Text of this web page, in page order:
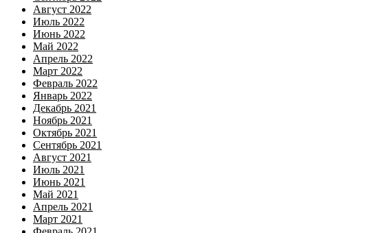
Август 2022
Июль 2022
Июнь 2022
Май 2022
Апрель 2022
Март 2022
Февраль 2022
Январь 2022
Декабрь 2021
Ноябрь 2021
Октябрь 2021
Сентябрь 2021
Август 2021
Июль 2021
Июнь 2021
Май 2021
Апрель 2021
Март 2021